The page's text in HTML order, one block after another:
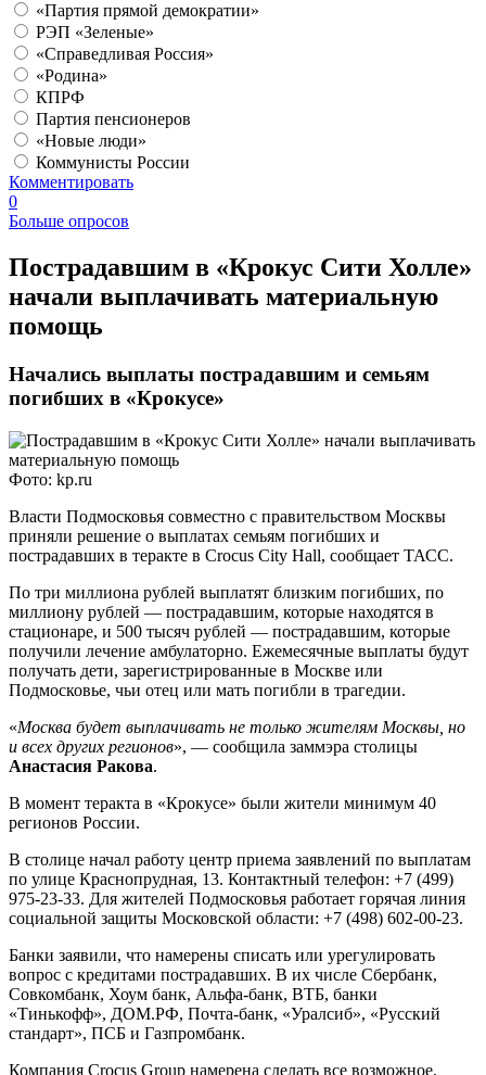
«Партия прямой демократии»
РЭП «Зеленые»
«Справедливая Россия»
«Родина»
КПРФ
Партия пенсионеров
«Новые люди»
Коммунисты России
Комментировать
0
Больше опросов
​Пострадавшим в «Крокус Сити Холле»
начали выплачивать материальную
помощь
Начались выплаты пострадавшим и семьям
погибших в «Крокусе»
Фото: kp.ru
Власти Подмосковья совместно с правительством Москвы
приняли решение о выплатах семьям погибших и
пострадавших в теракте в Crocus City Hall, сообщает ТАСС.
По три миллиона рублей выплатят близким погибших, по
миллиону рублей ― пострадавшим, которые находятся в
стационаре, и 500 тысяч рублей ― пострадавшим, которые
получили лечение амбулаторно. Ежемесячные выплаты будут
получать дети, зарегистрированные в Москве или
Подмосковье, чьи отец или мать погибли в трагедии.
«Москва будет выплачивать не только жителям Москвы, но
и всех других регионов», ― сообщила заммэра столицы
Анастасия Ракова.
В момент теракта в «Крокусе» были жители минимум 40
регионов России.
В столице начал работу центр приема заявлений по выплатам
по улице Краснопрудная, 13. Контактный телефон: +7 (499)
975-23-33. Для жителей Подмосковья работает горячая линия
социальной защиты Московской области: +7 (498) 602-00-23.
Банки заявили, что намерены списать или урегулировать
вопрос с кредитами пострадавших. В их числе Сбербанк,
Совкомбанк, Хоум банк, Альфа-банк, ВТБ, банки
«Тинькофф», ДОМ.РФ, Почта-банк, «Уралсиб», «Русский
стандарт», ПСБ и Газпромбанк.
Компания Crocus Group намерена сделать все возможное,